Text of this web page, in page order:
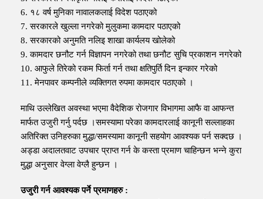
6. १८ वर्ष मुनिका नावालकलाई विदेश पठाएको
7. सरकारले खुल्ला नगरेको मुलुकमा कामदार पठाएको
8. सरकारको अनुमति नलिइ शाखा कार्यलय खोलेको
9. कामदार छनौट गर्न विज्ञापन नगरेको तथा छनौट सुचि प्रकाशन नगरेको
10. आफुले तिरेको रकम फिर्ता गर्न तथा क्षतिपुर्ति दिन इन्कार गरेको
11. मेनपावर कम्पनीले व्यक्तिगत रुपमा कामदार पठाएको ।
माथि उल्लेखित अवस्था भएमा वैदेशिक रोजगार विभागमा आफै वा आफन्त
मार्फत उजुरी गर्नु पर्दछ ।समस्यामा परेका कामदारलाई कानूनी सल्लाहका
अतिरिक्त उनिहरुका मुद्धा/समस्यामा कानूनी सहयोग आवश्यक पर्न सक्दछ ।
अड्डा अदालतवाट उपचार प्राप्त गर्न के कस्ता प्रमाण चाहिन्छन भन्ने कुरा
मुद्धा अनुसार वेग्ला वेग्लै हुन्छन ।
उजुरी गर्न आवश्यक पर्ने प्रमाणहरु :